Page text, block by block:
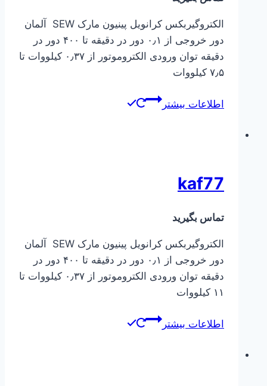
الکتروگیربکس کرانویل پینیون مارک SEW آلمان
دور خروجی از ۰٫۱ دور در دقیقه تا ۴۰۰ دور در
دقیقه توان ورودی الکتروموتور از ۰٫۳۷ کیلووات تا
۷٫۵ کیلووات
اطلاعات بیشتر
kaf77
تماس بگیرید
الکتروگیربکس کرانویل پینیون مارک SEW آلمان
دور خروجی از ۰٫۱ دور در دقیقه تا ۴۰۰ دور در
دقیقه توان ورودی الکتروموتور از ۰٫۳۷ کیلووات تا
۱۱ کیلووات
اطلاعات بیشتر